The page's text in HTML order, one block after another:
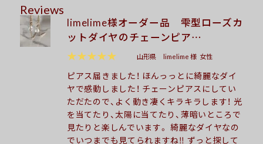
Reviews
limelime様オーダー品 雫型ローズカ
ットダイヤのチェーンピア…
★★★★★
山形県 limelime 様 女性
ピアス届きました！ ほんっっとに綺麗なダイ
ヤで感動しました！ チェーンピアスにしてい
ただたので、よく動き凄くキラキラします！ 光
を当てたり、太陽に当てたり、薄暗いところで
見たりと楽しんでいます。 綺麗なダイヤなの
でいつまでも見てられますね‼︎ ずっと探して